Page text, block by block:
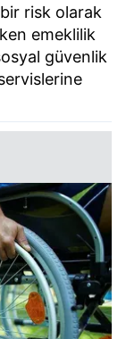
risk olarak
emeklilik
güvenlik